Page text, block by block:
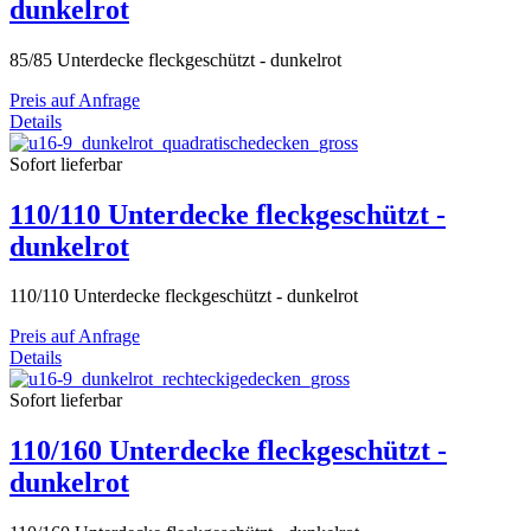
dunkelrot
85/85 Unterdecke fleckgeschützt - dunkelrot
Preis auf Anfrage
Details
Sofort lieferbar
110/110 Unterdecke fleckgeschützt -
dunkelrot
110/110 Unterdecke fleckgeschützt - dunkelrot
Preis auf Anfrage
Details
Sofort lieferbar
110/160 Unterdecke fleckgeschützt -
dunkelrot